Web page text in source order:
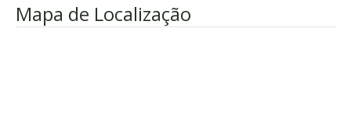
Mapa de Localização